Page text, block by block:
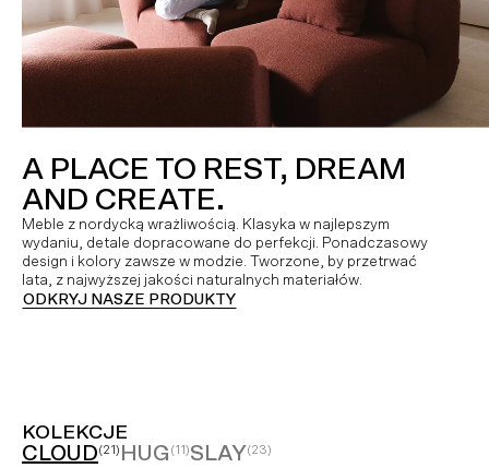
A PLACE TO REST, DREAM
AND CREATE.
Meble z nordycką wrażliwością. Klasyka w najlepszym
wydaniu, detale dopracowane do perfekcji. Ponadczasowy
design i kolory zawsze w modzie. Tworzone, by przetrwać
lata, z najwyższej jakości naturalnych materiałów.
ODKRYJ NASZE PRODUKTY
KOLEKCJE
CLOUD(21) HUG (11)SLAY(23)